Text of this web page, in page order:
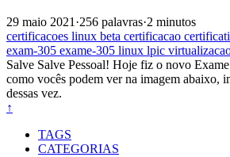
29 maio 2021·256 palavras·2 minutos
certificacoes linux beta certificacao
exam-305 exame-305 linux lpic
Salve Salve Pessoal! Hoje fiz o novo
como vocês podem ver na imagem abaixo,
dessas vez.
↑
TAGS
CATEGORIAS